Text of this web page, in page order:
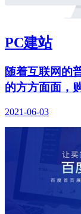
PC建站
随着互联网的
的方方面面，
2021-06-03